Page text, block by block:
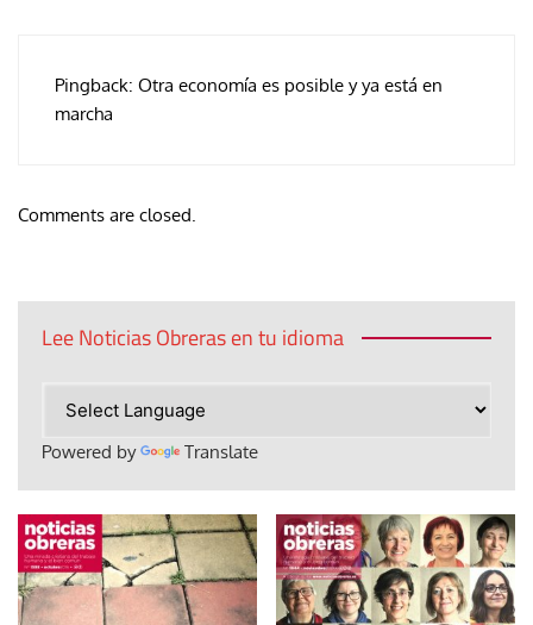
Pingback: Otra economía es posible y ya está en
marcha
Comments are closed.
Lee Noticias Obreras en tu idioma
Powered by Translate